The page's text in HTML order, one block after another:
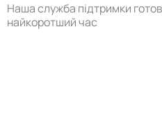
Наша служба підтримки
найкоротший час